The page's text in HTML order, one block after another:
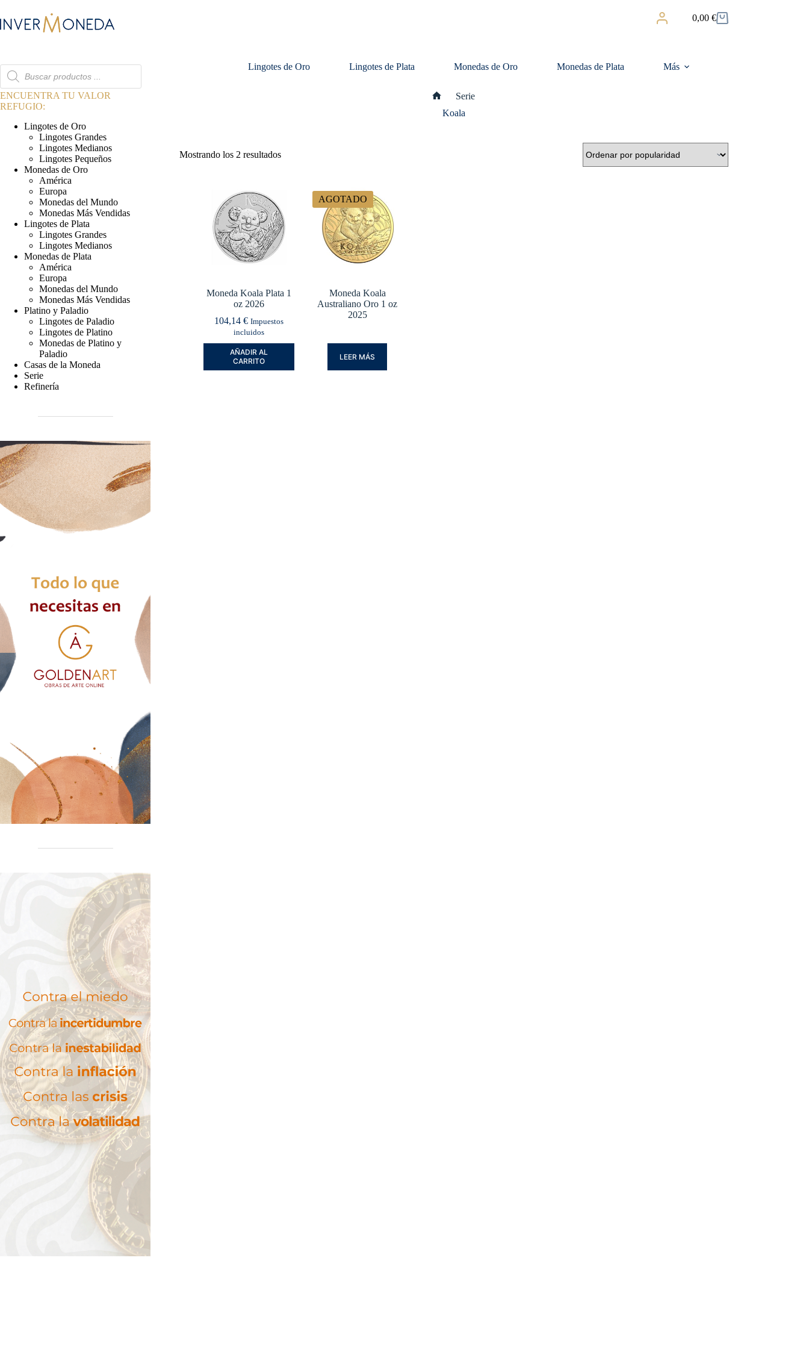
contenido
Carro
0,00 €
Búsqueda
de
productos
Lingotes de Oro Lingotes de Plata Monedas de Oro Monedas de Plata Más
Serie
Koala
Mostrando los 2 resultados
Moneda Koala Plata 1
oz 2026
104,14 € Impuestos
incluidos
AÑADIR AL
CARRITO
AGOTADO
Moneda Koala
Australiano Oro 1 oz
2025
LEER MÁS
ENCUENTRA TU VALOR
REFUGIO:
Lingotes de Oro
Lingotes Grandes
Lingotes Medianos
Lingotes Pequeños
Monedas de Oro
América
Europa
Monedas del Mundo
Monedas Más Vendidas
Lingotes de Plata
Lingotes Grandes
Lingotes Medianos
Monedas de Plata
América
Europa
Monedas del Mundo
Monedas Más Vendidas
Platino y Paladio
Lingotes de Paladio
Lingotes de Platino
Monedas de Platino y
Paladio
Casas de la Moneda
Serie
Refinería